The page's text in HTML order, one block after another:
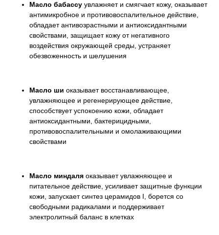
Масло бабассу увлажняет и смягчает кожу, оказывает
антимикробное и противовоспалительное действие,
обладает антивозрастными и антиоксидантными
свойствами, защищает кожу от негативного
воздействия окружающей среды, устраняет
обезвоженность и шелушения
Масло ши оказывает восстанавливающее,
увлажняющее и регенерирующее действие,
способствует успокоению кожи, обладает
антиоксидантными, бактерицидными,
противовоспалительными и омолаживающими
свойствами
Масло миндаля оказывает увлажняющее и
питательное действие, усиливает защитные функции
кожи, запускает синтез церамидов I, борется со
свободными радикалами и поддерживает
электролитный баланс в клетках